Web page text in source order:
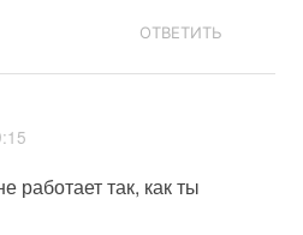
ОТВЕТИТЬ
работает так, как ты